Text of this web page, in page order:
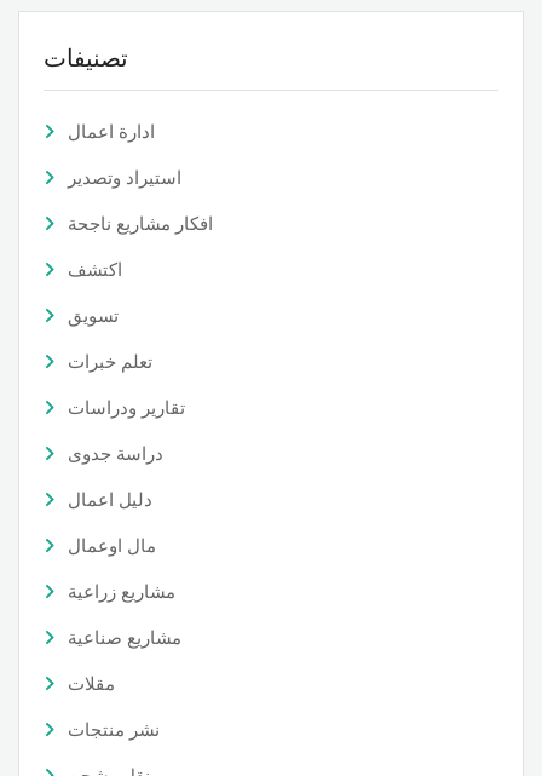
تصنيفات
ادارة اعمال
استيراد وتصدير
افكار مشاريع ناجحة
اكتشف
تسويق
تعلم خبرات
تقارير ودراسات
دراسة جدوى
دليل اعمال
مال اوعمال
مشاريع زراعية
مشاريع صناعية
مقلات
نشر منتجات